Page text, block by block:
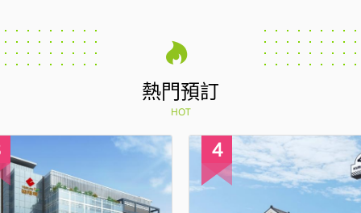
熱門預訂
HOT
1